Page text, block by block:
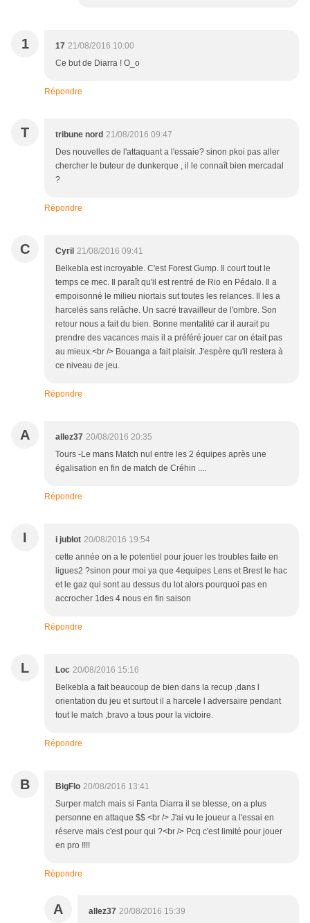
1 17 21/08/2016 10:00
Ce but de Diarra ! O_o
Répondre
T tribune nord 21/08/2016 09:47
Des nouvelles de l'attaquant a l'essaie? sinon pkoi pas aller
chercher le buteur de dunkerque , il le connaît bien mercadal
?
Répondre
C Cyril 21/08/2016 09:41
Belkebla est incroyable. C'est Forest Gump. Il court tout le
temps ce mec. Il paraît qu'il est rentré de Rio en Pédalo. Il a
empoisonné le milieu niortais sut toutes les relances. Il les a
harcelés sans relâche. Un sacré travailleur de l'ombre. Son
retour nous a fait du bien. Bonne mentalité car il aurait pu
prendre des vacances mais il a préféré jouer car on était pas
au mieux.<br /> Bouanga a fait plaisir. J'espère qu'il restera à
ce niveau de jeu.
Répondre
A allez37 20/08/2016 20:35
Tours -Le mans Match nul entre les 2 équipes après une
égalisation en fin de match de Créhin ....
Répondre
I i jublot 20/08/2016 19:54
cette année on a le potentiel pour jouer les troubles faite en
ligues2 ?sinon pour moi ya que 4equipes Lens et Brest le hac
et le gaz qui sont au dessus du lot alors pourquoi pas en
accrocher 1des 4 nous en fin saison
Répondre
L Loc 20/08/2016 15:16
Belkebla a fait beaucoup de bien dans la recup ,dans l
orientation du jeu et surtout il a harcele l adversaire pendant
tout le match ,bravo a tous pour la victoire.
Répondre
B BigFlo 20/08/2016 13:41
Surper match mais si Fanta Diarra il se blesse, on a plus
personne en attaque $$ <br /> J'ai vu le joueur a l'essai en
réserve mais c'est pour qui ?<br /> Pcq c'est limité pour jouer
en pro !!!!
Répondre
A allez37 20/08/2016 15:39